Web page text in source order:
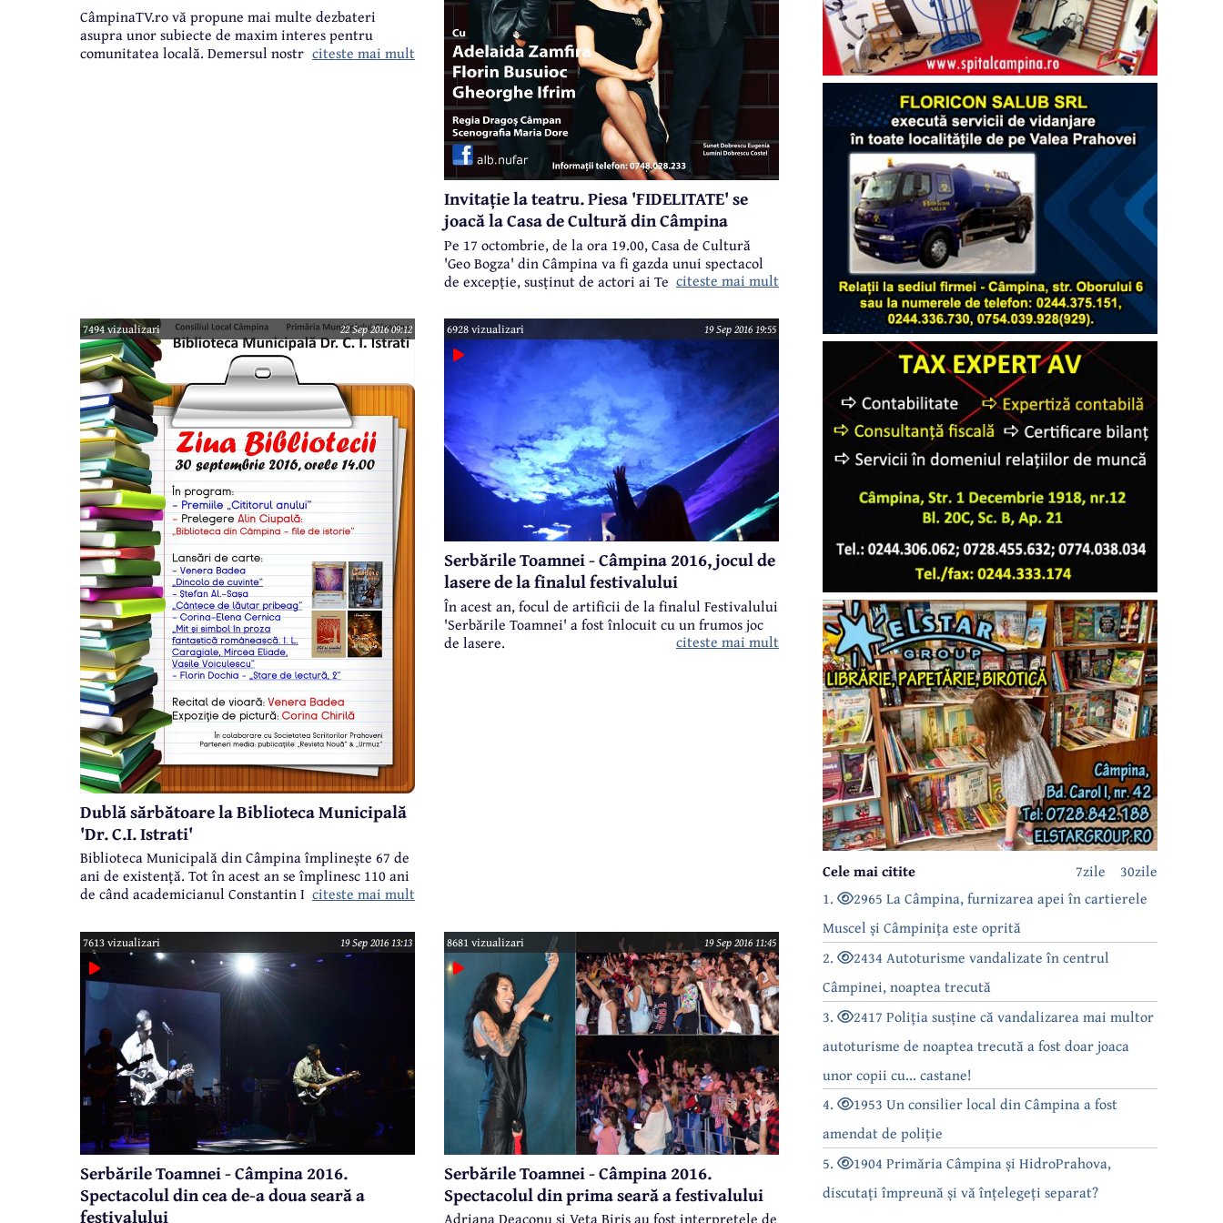
CâmpinaTV.ro vă propune mai multe dezbateri
asupra unor subiecte de maxim interes pentru
comunitatea locală. Demersul nostru are la bază
citeste mai mult
Invitație la teatru. Piesa 'FIDELITATE' se
joacă la Casa de Cultură din Câmpina
Pe 17 octombrie, de la ora 19.00, Casa de Cultură
'Geo Bogza' din Câmpina va fi gazda unui spectacol
de excepție, susținut de actori ai Teatrului ACT.
instituției.
citeste mai mult
7494 vizualizari 22 Sep 2016 09:12
Dublă sărbătoare la Biblioteca Municipală
'Dr. C.I. Istrati'
Biblioteca Municipală din Câmpina împlinește 67 de
ani de existență. Tot în acest an se împlinesc 110 ani
de când academicianul Constantin I. Istrati a
Școala de băieți nr. 1. Se întâmpla în anul 1906, iar
acea bibliotecă avea în jur de 4.200 de
volume donate de Constantin I. Istrati și prietenii
săi.
citeste mai mult
6928 vizualizari 19 Sep 2016 19:55
Serbările Toamnei - Câmpina 2016, jocul de
lasere de la finalul festivalului
În acest an, focul de artificii de la finalul Festivalului
'Serbările Toamnei' a fost înlocuit cu un frumos joc
de lasere.
citeste mai mult
7613 vizualizari 19 Sep 2016 13:13
Serbările Toamnei - Câmpina 2016.
Spectacolul din cea de-a doua seară a
festivalului
8681 vizualizari 19 Sep 2016 11:45
Serbările Toamnei - Câmpina 2016.
Spectacolul din prima seară a festivalului
30zile
7zile
Cele mai citite
1.
2965 La Câmpina, furnizarea apei în cartierele
Muscel și Câmpinița este oprită
2.
2434 Autoturisme vandalizate în centrul
Câmpinei, noaptea trecută
3.
2417 Poliția susține că vandalizarea mai multor
autoturisme de noaptea trecută a fost doar joaca
unor copii cu... castane!
4.
1953 Un consilier local din Câmpina a fost
amendat de poliție
5.
1904 Primăria Câmpina și HidroPrahova,
discutați împreună și vă înțelegeți separat?